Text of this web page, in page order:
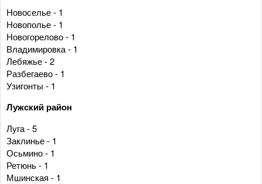
Новоселье - 1
Новополье - 1
Новогорелово - 1
Владимировка - 1
Лебяжье - 2
Разбегаево - 1
Узигонты - 1
Лужский район
Луга - 5
Заклинье - 1
Осьмино - 1
Ретюнь - 1
Мшинская - 1